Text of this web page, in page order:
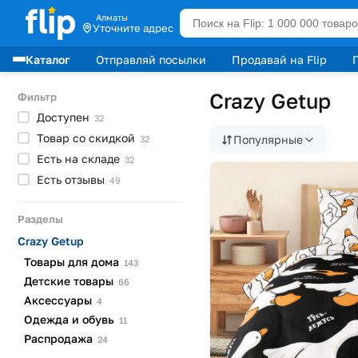
Алматы
Уточните адрес
Каталог Отправляй посылки Продавай на Flip
Фильтр
Доступен 32
Товар со скидкой 32
Есть на складе 32
Есть отзывы 49
Разделы
Crazy Getup
Товары для дома 143
Детские товары 66
Аксессуары 4
Одежда и обувь 11
Распродажа 24
Crazy Getup
Популярные